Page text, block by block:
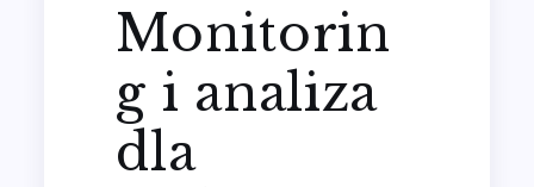
Monitorin
g i analiza
dla